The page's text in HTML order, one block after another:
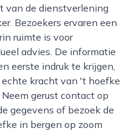
van de dienstverlening
Bezoekers ervaren een
ruimte is voor
advies. De informatie
eerste indruk te krijgen,
kracht van 't hoefke
gerust contact op
gegevens of bezoek de
in bergen op zoom